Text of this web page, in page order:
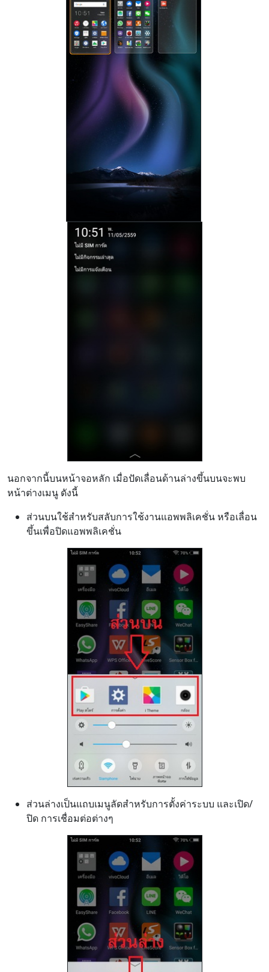
นอกจากนี้บนหน้าจอหลัก เมื่อปัดเลื่อนด้านล่างขึ้นบนจะพบ
หน้าต่างเมนู ดังนี้
ส่วนบนใช้สำหรับสลับการใช้งานแอพพลิเคชั่น หรือเลื่อน
ขึ้นเพื่อปิดแอพพลิเคชั่น
ส่วนล่างเป็นแถบเมนูลัดสำหรับการตั้งค่าระบบ และเปิด/
ปิด การเชื่อมต่อต่างๆ